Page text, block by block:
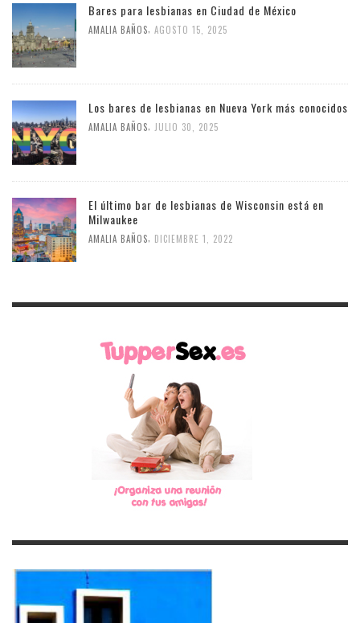
Bares para lesbianas en Ciudad de México
AMALIA BAÑOS, AGOSTO 15, 2025
Los bares de lesbianas en Nueva York más conocidos
AMALIA BAÑOS, JULIO 30, 2025
El último bar de lesbianas de Wisconsin está en
Milwaukee
AMALIA BAÑOS, DICIEMBRE 1, 2022